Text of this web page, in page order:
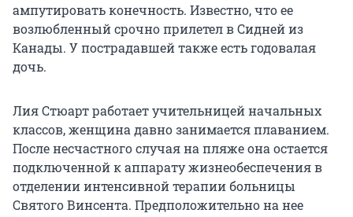
ампутировать конечность. Известно, что ее
возлюбленный срочно прилетел в Сидней из
Канады. У пострадавшей также есть годовалая
дочь.
Лия Стюарт работает учительницей начальных
классов, женщина давно занимается плаванием.
После несчастного случая на пляже она остается
подключенной к аппарату жизнеобеспечения в
отделении интенсивной терапии больницы
Святого Винсента. Предположительно на нее